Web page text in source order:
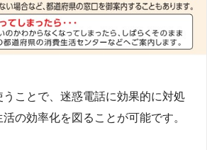
うことで、迷惑電話に効果的に対処
の効率化を図ることが可能です。